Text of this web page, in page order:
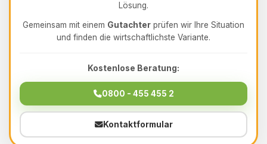
Lösung.
Gemeinsam mit einem Gutachter prüfen wir Ihre Situation
und finden die wirtschaftlichste Variante.
Kostenlose Beratung:
0800 - 455 455 2
Kontaktformular